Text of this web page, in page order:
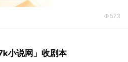
573
小说网」收剧本